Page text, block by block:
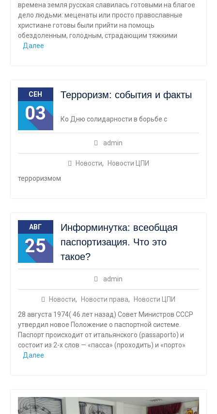
времена земля русская славилась готовыми на благое
дело людьми: меценаты или просто православные
христиане готовы были прийти на помощь
обездоленным, голодным, страдающим тяжкими
Далее
СЕН
03
Терроризм: события и факты
admin
Новости, Новости ЦПИ
Ко Дню солидарности в борьбе с
терроризмом
АВГ
25
Информинутка: всеобщая
паспортизация. Что это
такое?
admin
Новости, Новости права,
Новости ЦПИ
28 августа 1974( 46 лет назад) Совет Министров СССР
утвердил новое Положение о паспортной системе.
Паспорт происходит от итальянского (passaporto) и
состоит из 2-х слов — «пасса» (проходить) и «порто»
Далее